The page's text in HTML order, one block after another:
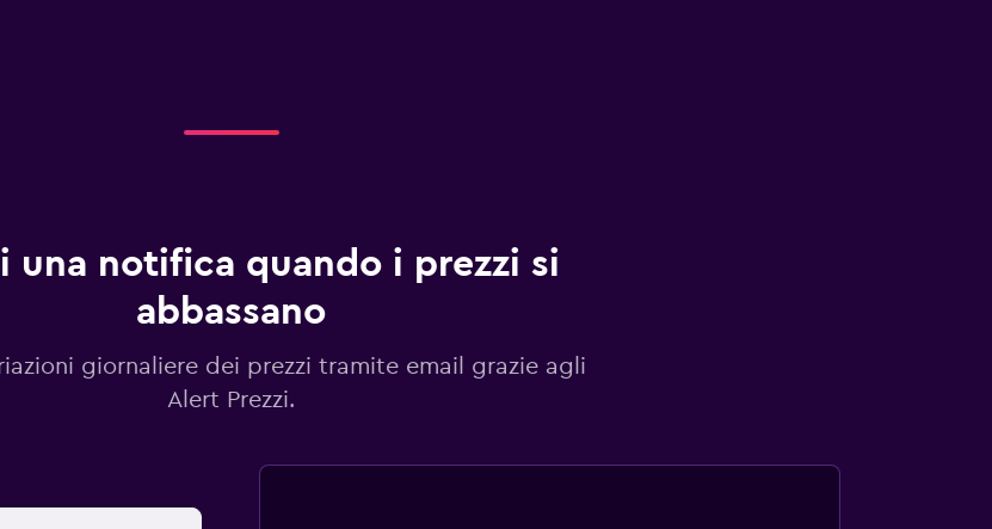
una notifica quando i prezzi si
abbassano
giornaliere dei prezzi tramite email grazie agli
Alert Prezzi.